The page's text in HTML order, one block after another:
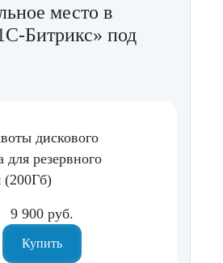
место в
Битрикс» под
дискового
для резервного
(200Гб)
9 900 руб.
Купить